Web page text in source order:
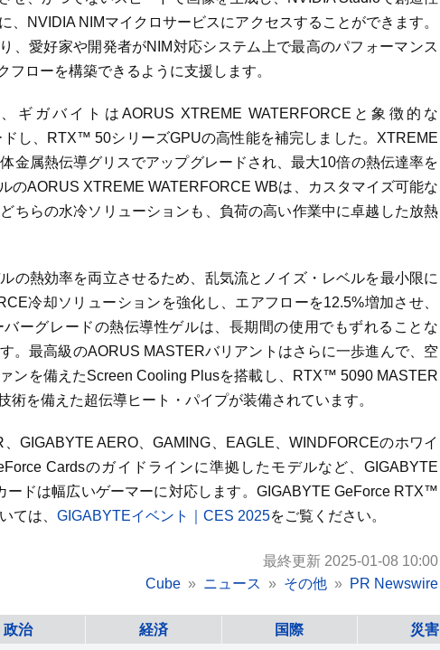
NVIDIA NIMマイクロサービスにアクセスすることができます。
、愛好家や開発者がNIM対応システム上で最高のパフォーマンス
ローを構築できるように支援します。
ガバイトはAORUS XTREME WATERFORCEと象徴的な
し、RTX™ 50シリーズGPUの高性能を補完しました。XTREME
金属熱伝導グリスでアップグレードされ、最大10倍の熱伝達率を
のAORUS XTREME WATERFORCE WBは、カスタマイズ可能な
ちらの水冷ソリューションも、負荷の高い作業中に卓越した放熱
の熱効率を両立させるため、乱気流とノイズ・レベルを最小限に
冷却ソリューションを強化し、エアフローを12.5%増加させ、
ーグレードの熱伝導性ゲルは、長期間の使用でもずれることな
。最高級のAORUS MASTERバリアントはさらに一歩進んで、空
ンを備えたScreen Cooling Plusを搭載し、RTX™ 5090 MASTER
を備えた超伝導ヒート・パイプが装備されています。
GIGABYTE AERO、GAMING、EAGLE、WINDFORCEのホワイ
Cardsのガイドラインに準拠したモデルなど、GIGABYTE
ドは幅広いゲーマーに対応します。GIGABYTE GeForce RTX™
ては、 GIGABYTEイベント｜CES 2025をご覧ください。
最終更新 2025-01-08 10:00
Cube
ニュース その他 PR Newswire
政治 経済 国際 災害